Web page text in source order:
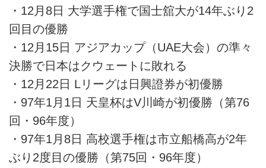
・12月8日 大学選手権で国士舘大が14年ぶり2
回目の優勝
・12月15日 アジアカップ（UAE大会）の準々
決勝で日本はクウェートに敗れる
・12月22日 Lリーグは日興證券が初優勝
・97年1月1日 天皇杯はV川崎が初優勝（第76
回・96年度）
・97年1月8日 高校選手権は市立船橋高が2年
ぶり2度目の優勝（第75回・96年度）